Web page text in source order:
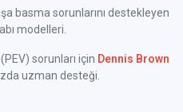
basma sorunlarını destekleyen
modelleri.
sorunları için Dennis Brown
uzman desteği.